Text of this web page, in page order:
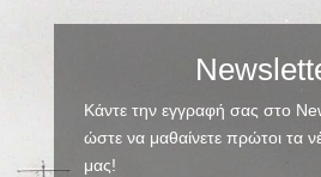
Κάντε την εγγραφή σας στο
ώστε να μαθαίνετε πρώτοι τα
μας!